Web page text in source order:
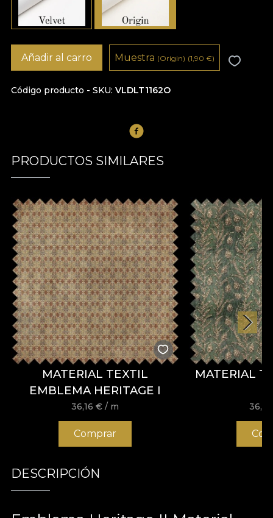
Código producto - SKU VLDLT1162O
Añadir al carro Muestra (Origin) (1,90 €)
PRODUCTOS SIMILARES
MATERIAL TEXTIL
EMBLEMA HERITAGE I
36,16€ / m
Comprar
MATERIAL
DESCRIPCIÓN